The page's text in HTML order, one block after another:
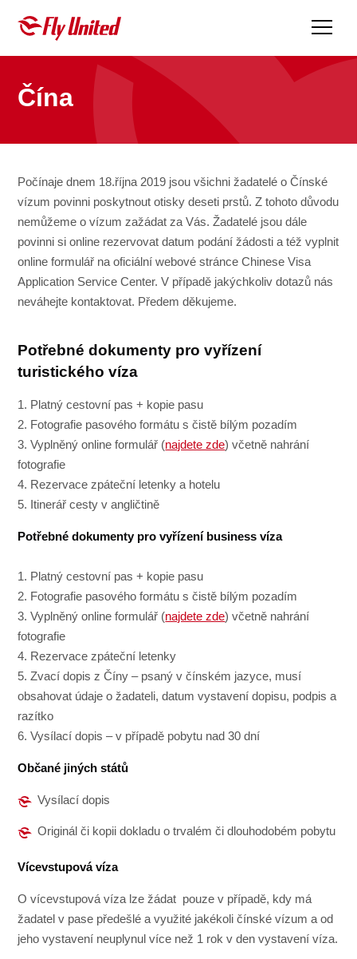
Čína
Počínaje dnem 18.října 2019 jsou všichni žadatelé o Čínské
vízum povinni poskytnout otisky deseti prstů. Z tohoto důvodu
nemůžeme o vízum zažádat za Vás. Žadatelé jsou dále
povinni si online rezervovat datum podání žádosti a též vyplnit
online formulář na oficiální webové stránce Chinese Visa
Application Service Center. V případě jakýchkoliv dotazů nás
neváhejte kontaktovat. Předem děkujeme.
Potřebné dokumenty pro vyřízení
turistického víza
1. Platný cestovní pas + kopie pasu
2. Fotografie pasového formátu s čistě bílým pozadím
3. Vyplněný online formulář (najdete zde) včetně nahrání
fotografie
4. Rezervace zpáteční letenky a hotelu
5. Itinerář cesty v angličtině
Potřebné dokumenty pro vyřízení business víza
1. Platný cestovní pas + kopie pasu
2. Fotografie pasového formátu s čistě bílým pozadím
3. Vyplněný online formulář (najdete zde) včetně nahrání
fotografie
4. Rezervace zpáteční letenky
5. Zvací dopis z Číny – psaný v čínském jazyce, musí
obsahovat údaje o žadateli, datum vystavení dopisu, podpis a
razítko
6. Vysílací dopis – v případě pobytu nad 30 dní
Občané jiných států
Vysílací dopis
Originál či kopii dokladu o trvalém či dlouhodobém pobytu
Vícevstupová víza
O vícevstupová víza lze žádat pouze v případě, kdy má
žadatel v pase předešlé a využité jakékoli čínské vízum a od
jeho vystavení neuplynul více než 1 rok v den vystavení víza.